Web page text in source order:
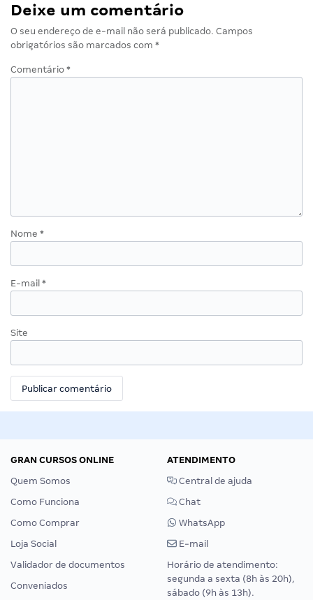
Deixe um comentário
O seu endereço de e-mail não será publicado. Campos
obrigatórios são marcados com *
Comentário *
Nome *
E-mail *
Site
GRAN CURSOS ONLINE
Quem Somos
Como Funciona
Como Comprar
Loja Social
Validador de documentos
Conveniados
ATENDIMENTO
Central de ajuda
Chat
WhatsApp
E-mail
Horário de atendimento:
segunda a sexta (8h às 20h),
sábado (9h às 13h).